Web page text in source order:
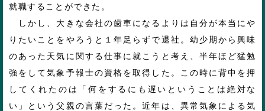
就職することができた。
しかし、大きな会社の歯車になるよりは自分が本当にや
りたいことをやろうと１年足らずで退社。幼少期から興味
のあった天気に関する仕事に就こうと考え、半年ほど猛勉
強をして気象予報士の資格を取得した。この時に背中を押
してくれたのは「何をするにも遅いということは絶対な
い」という父親の言葉だった。近年は、異常気象による気